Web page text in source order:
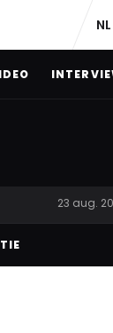
23 aug.